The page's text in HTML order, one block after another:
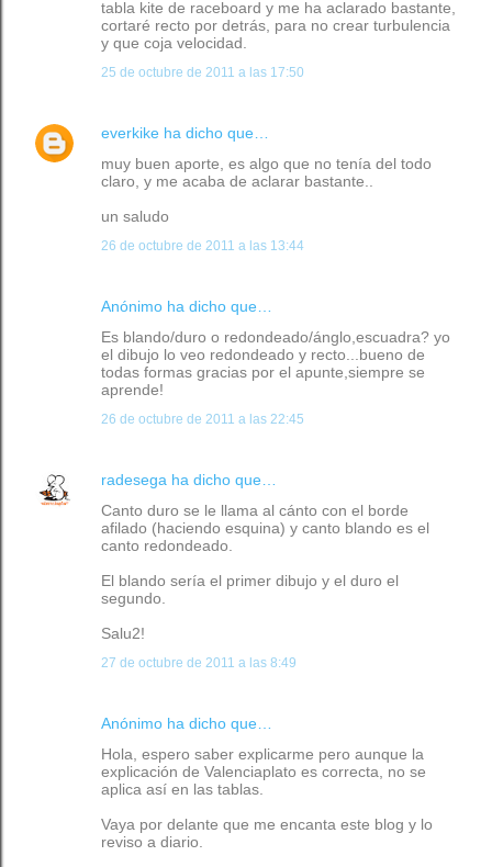
tabla kite de raceboard y me ha aclarado bastante,
cortaré recto por detrás, para no crear turbulencia
y que coja velocidad.
25 de octubre de 2011 a las 17:50
everkike ha dicho que…
muy buen aporte, es algo que no tenía del todo
claro, y me acaba de aclarar bastante..
un saludo
26 de octubre de 2011 a las 13:44
Anónimo ha dicho que…
Es blando/duro o redondeado/ánglo,escuadra? yo
el dibujo lo veo redondeado y recto...bueno de
todas formas gracias por el apunte,siempre se
aprende!
26 de octubre de 2011 a las 22:45
radesega ha dicho que…
Canto duro se le llama al cánto con el borde
afilado (haciendo esquina) y canto blando es el
canto redondeado.
El blando sería el primer dibujo y el duro el
segundo.
Salu2!
27 de octubre de 2011 a las 8:49
Anónimo ha dicho que…
Hola, espero saber explicarme pero aunque la
explicación de Valenciaplato es correcta, no se
aplica así en las tablas.
Vaya por delante que me encanta este blog y lo
reviso a diario.